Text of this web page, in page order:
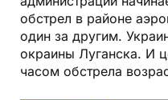
обстрел в районе
один за другим.
окраины Луганска. И
часом обстрела